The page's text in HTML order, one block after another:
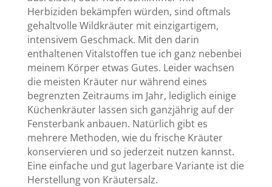
Herbiziden bekämpfen würden, sind oftmals
gehaltvolle Wildkräuter mit einzigartigem,
intensivem Geschmack. Mit den darin
enthaltenen Vitalstoffen tue ich ganz nebenbei
meinem Körper etwas Gutes. Leider wachsen
die meisten Kräuter nur während eines
begrenzten Zeitraums im Jahr, lediglich einige
Küchenkräuter lassen sich ganzjährig auf der
Fensterbank anbauen. Natürlich gibt es
mehrere Methoden, wie du frische Kräuter
konservieren und so jederzeit nutzen kannst.
Eine einfache und gut lagerbare Variante ist die
Herstellung von Kräutersalz.